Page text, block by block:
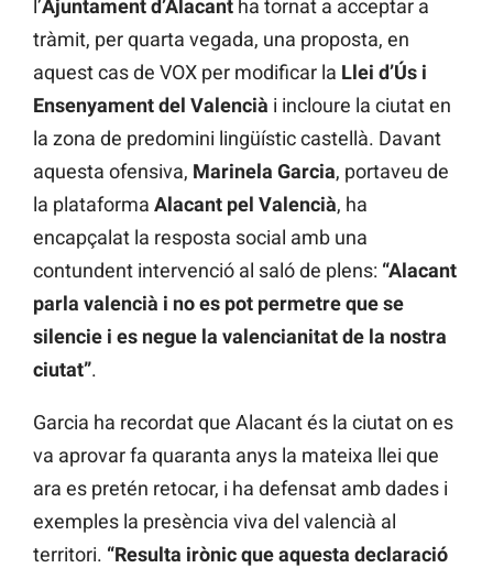
l’Ajuntament d’Alacant ha tornat a acceptar a
tràmit, per quarta vegada, una proposta, en
aquest cas de VOX per modificar la Llei d’Ús i
Ensenyament del Valencià i incloure la ciutat en
la zona de predomini lingüístic castellà. Davant
aquesta ofensiva, Marinela Garcia, portaveu de
la plataforma Alacant pel Valencià, ha
encapçalat la resposta social amb una
contundent intervenció al saló de plens: “Alacant
parla valencià i no es pot permetre que se
silencie i es negue la valencianitat de la nostra
ciutat”.
Garcia ha recordat que Alacant és la ciutat on es
va aprovar fa quaranta anys la mateixa llei que
ara es pretén retocar, i ha defensat amb dades i
exemples la presència viva del valencià al
territori. “Resulta irònic que aquesta declaració